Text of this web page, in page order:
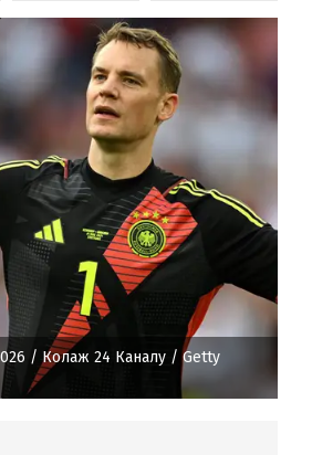
/ Колаж 24 Каналу / Getty